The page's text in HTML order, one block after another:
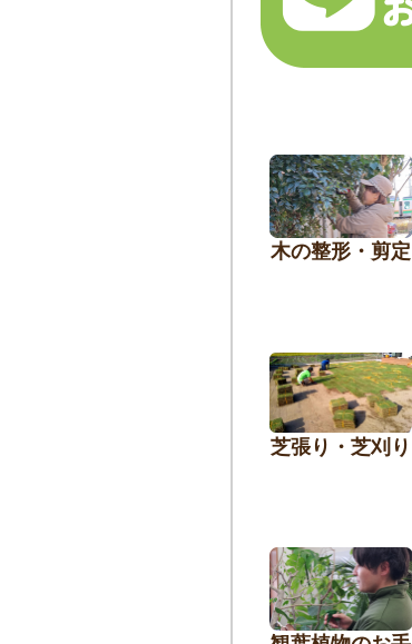
木の整形・剪定
芝張り・芝刈り